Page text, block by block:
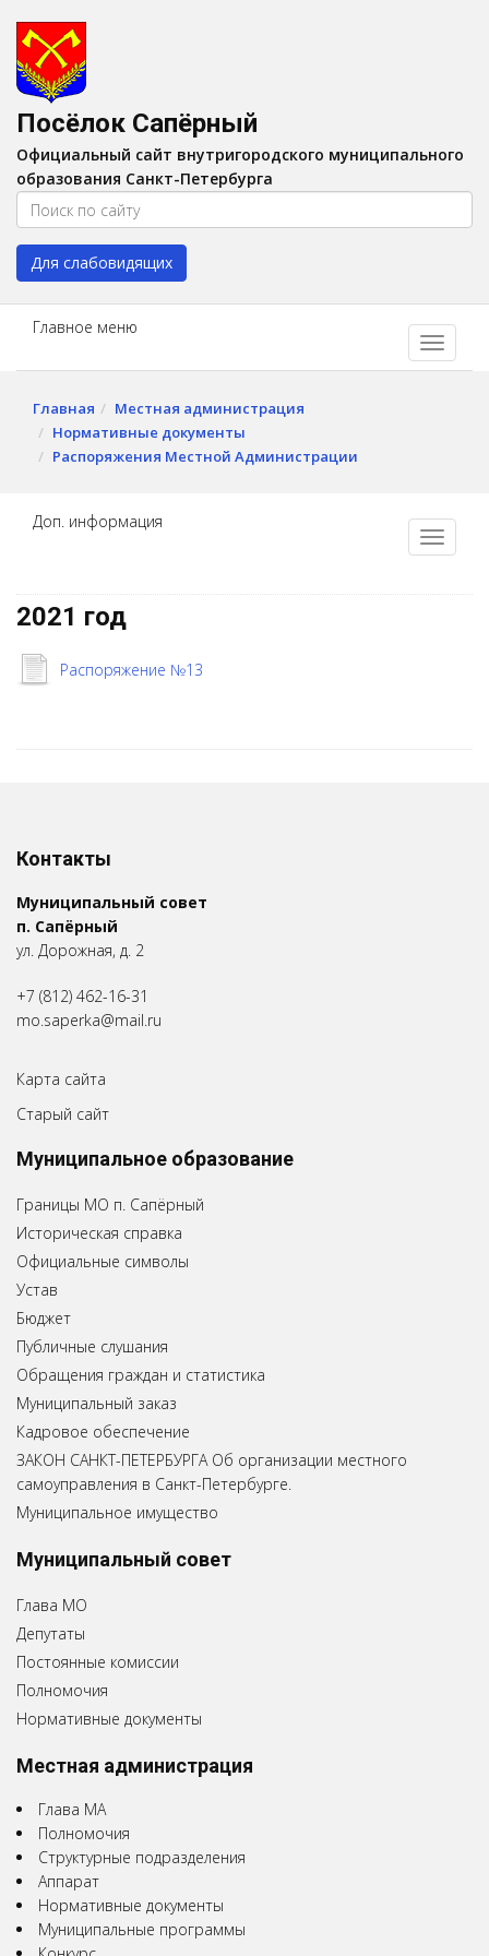
Изображения:
Цвет:A A
Посёлок Сапёрный
Официальный сайт внутригородского муниципального
образования Санкт-Петербурга
Для слабовидящих
Главное меню
Главная
Местная администрация
Нормативные документы
Распоряжения Местной Администрации
Доп. информация
2021 год
Распоряжение №13
Контакты
Муниципальный совет
п. Сапёрный
ул. Дорожная, д. 2
+7 (812) 462-16-31
mo.saperka@mail.ru
Карта сайта
Старый сайт
Муниципальное образование
Границы МО п. Сапёрный
Историческая справка
Официальные символы
Устав
Бюджет
Публичные слушания
Обращения граждан и статистика
Муниципальный заказ
Кадровое обеспечение
ЗАКОН САНКТ-ПЕТЕРБУРГА Об организации местного
самоуправления в Санкт-Петербурге.
Муниципальное имущество
Муниципальный совет
Глава МО
Депутаты
Постоянные комиссии
Полномочия
Нормативные документы
Местная администрация
Глава МА
Полномочия
Структурные подразделения
Аппарат
Нормативные документы
Муниципальные программы